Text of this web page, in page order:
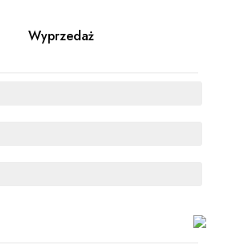
Wyprzedaż